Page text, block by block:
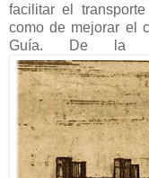
facilitar el
como de mejorar el
Guía. De la